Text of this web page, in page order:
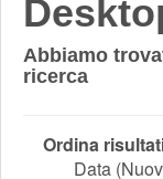
Abbiamo
ricerca
Ordina
Data